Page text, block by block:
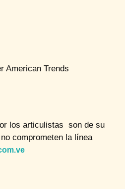
American Trends
los articulistas son de su
comprometen la línea